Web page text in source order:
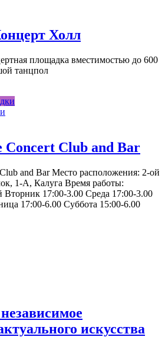
Холл
площадка вместимостью до 600
танцпол
Concert Club and Bar
and Bar Место расположения: 2-ой
1-А, Калуга Время работы:
17:00-3.00 Среда 17:00-3.00
17:00-6.00 Суббота 15:00-6.00
искусства